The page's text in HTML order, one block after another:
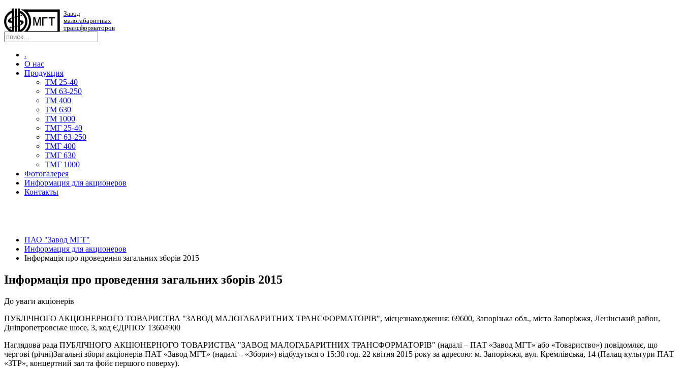
Завод
малогабаритных
трансформаторов
.
О нас
Продукция
TM 25-40
TM 63-250
ТМ 400
ТМ 630
ТМ 1000
TMГ 25-40
TMГ 63-250
ТМГ 400
ТМГ 630
ТМГ 1000
Фотогалерея
Информация для акционеров
Контакты
ПАО "Завод МГТ"
Информация для акционеров
Інформація про проведення загальних зборів 2015
Інформація про проведення загальних зборів 2015
До уваги акціонерів
ПУБЛІЧНОГО АКЦІОНЕРНОГО ТОВАРИСТВА "ЗАВОД МАЛОГАБАРИТНИХ ТРАНСФОРМАТОРІВ", місцезнаходження: 69600, Запорізька обл., місто Запоріжжя, Ленінський район,
Дніпропетровське шосе, 3, код ЄДРПОУ 13604900
Наглядова рада ПУБЛІЧНОГО АКЦІОНЕРНОГО ТОВАРИСТВА "ЗАВОД МАЛОГАБАРИТНИХ ТРАНСФОРМАТОРІВ" (надалі – ПАТ «Завод МГТ» або «Товариство») повідомляє, що
чергові (річні)Загальні збори акціонерів ПАТ «Завод МГТ» (надалі – «Збори») відбудуться о 15:30 год. 22 квітня 2015 року за адресою: м. Запоріжжя, вул. Кремлівська, 14 (Палац культури ПАТ
«ЗТР», концертний зал та фойє першого поверху).